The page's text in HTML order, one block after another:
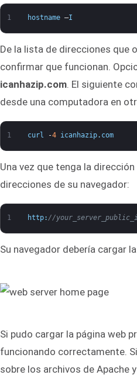
1 hostname –I
De la lista de direcciones que
confirmar que funcionan.
icanhazip.com . El siguiente
desde una computadora en
1 curl -4 icanhazip. com
Una vez que tenga la
direcciones de su navegador:
1 http: //
Su navegador debería cargar
Si pudo cargar la página web
funcionando correctamente.
sobre los archivos de Apache